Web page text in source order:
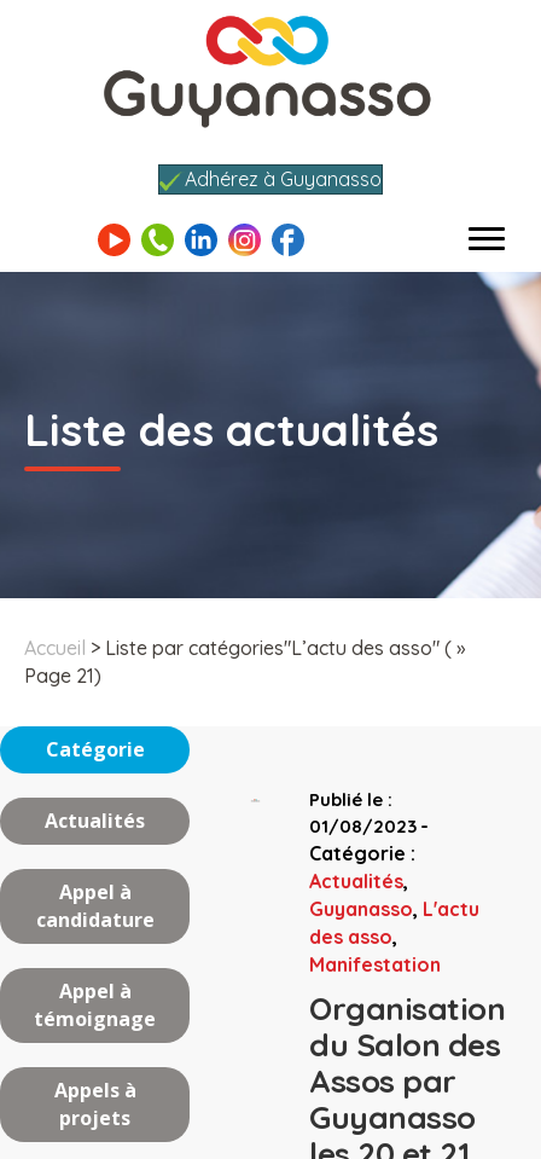
Adhérez à Guyanasso
Liste des actualités
Accueil > Liste par catégories"L’actu des asso" ( »
Page 21)
Catégorie
Actualités
Appel à
candidature
Appel à
témoignage
Appels à
projets
Publié le :
01/08/2023 -
Catégorie :
Actualités,
Guyanasso, L'actu
des asso,
Manifestation
Organisation
du Salon des
Assos par
Guyanasso